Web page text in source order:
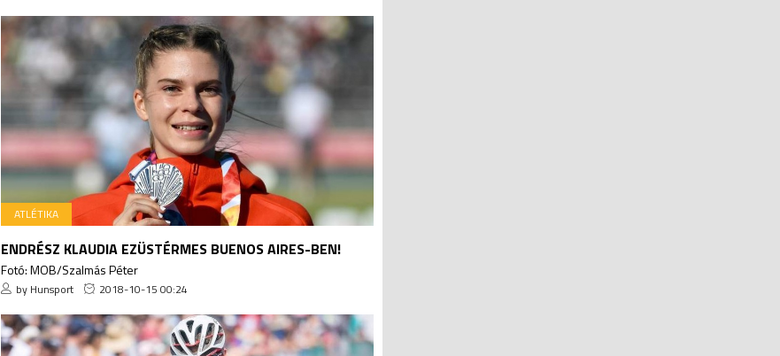
ATLÉTIKA
ENDRÉSZ KLAUDIA EZÜSTÉRMES BUENOS AIRES-BEN!
Fotó: MOB/Szalmás Péter
by Hunsport 2018-10-15 00:24